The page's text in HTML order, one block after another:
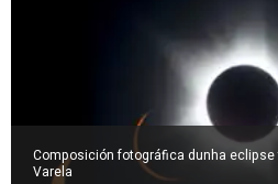
Composición fotográfica dunha
Varela